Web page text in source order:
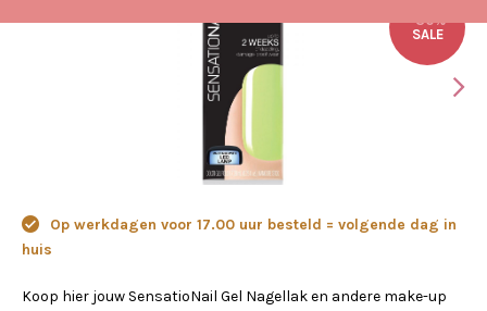
-30%
SALE
Op werkdagen voor 17.00 uur besteld = volgende dag in
huis
Koop hier jouw SensatioNail Gel Nagellak en andere make-up